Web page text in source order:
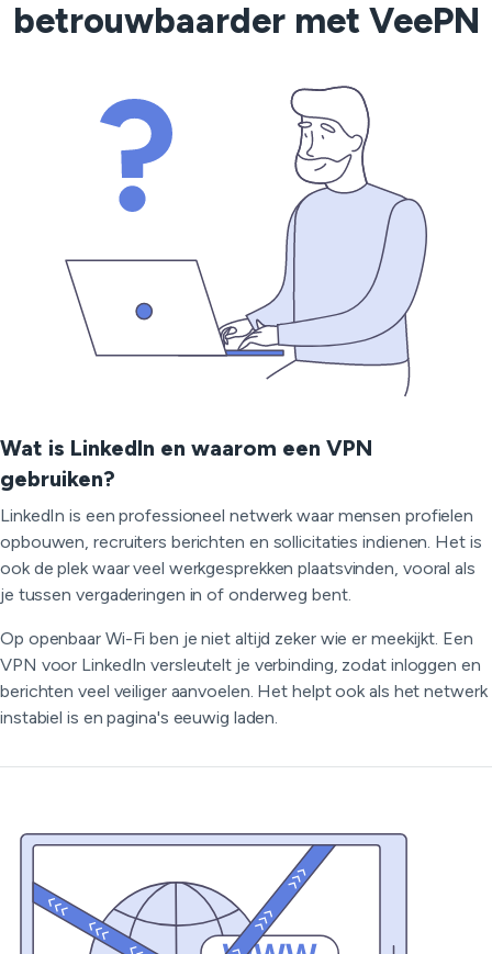
betrouwbaarder met VeePN
Wat is LinkedIn en waarom een VPN
gebruiken?
LinkedIn is een professioneel netwerk waar mensen profielen
opbouwen, recruiters berichten en sollicitaties indienen. Het is
ook de plek waar veel werkgesprekken plaatsvinden, vooral als
je tussen vergaderingen in of onderweg bent.
Op openbaar Wi-Fi ben je niet altijd zeker wie er meekijkt. Een
VPN voor LinkedIn versleutelt je verbinding, zodat inloggen en
berichten veel veiliger aanvoelen. Het helpt ook als het netwerk
instabiel is en pagina's eeuwig laden.